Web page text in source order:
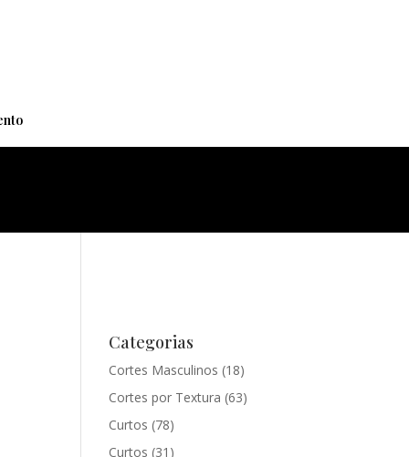
Categorias
Cortes Masculinos (18)
Cortes por Textura (63)
Curtos (78)
Curtos (31)